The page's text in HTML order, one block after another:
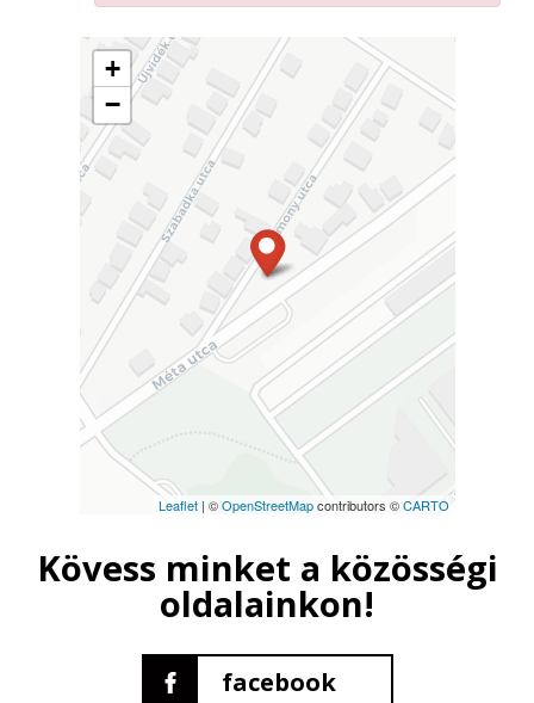
+
−
Leaflet| ©OpenStreetMapcontributors ©CARTO
Kövess minket a közösségi
oldalainkon!
facebook